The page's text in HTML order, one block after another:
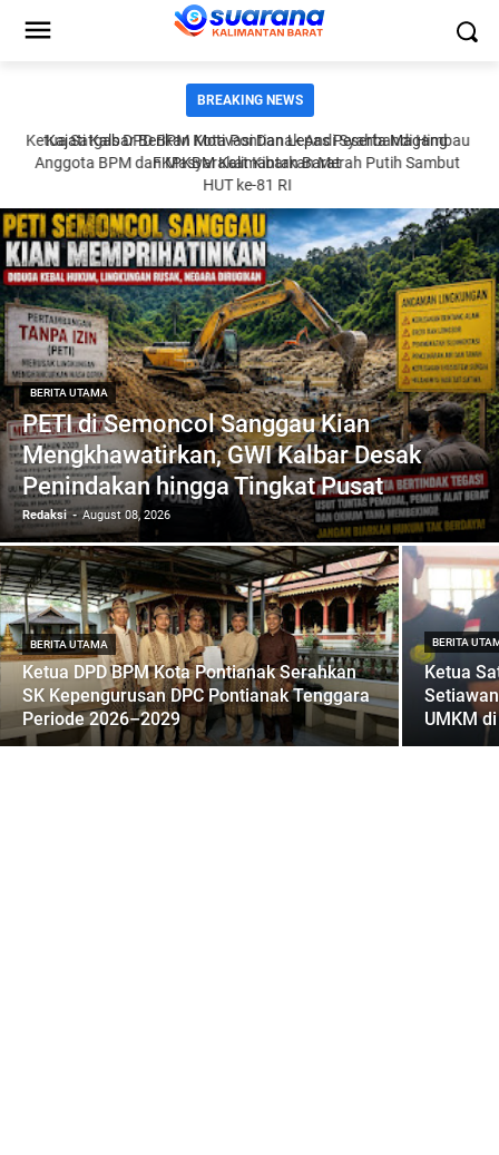
BREAKING NEWS
Kajati Kalbar Berikan Motivasi Dan Lepas Peserta Magang
FKPKBM Kalimantan Barat
BERITA UTAMA
PETI di Semoncol Sanggau Kian
Mengkhawatirkan, GWI Kalbar Desak
Penindakan hingga Tingkat Pusat
Redaksi August 08, 2026
BERITA UTAMA
Ketua DPD BPM Kota Pontianak Serahkan
SK Kepengurusan DPC Pontianak Tenggara
Periode 2026–2029
BERITA
Ketua
UMKM